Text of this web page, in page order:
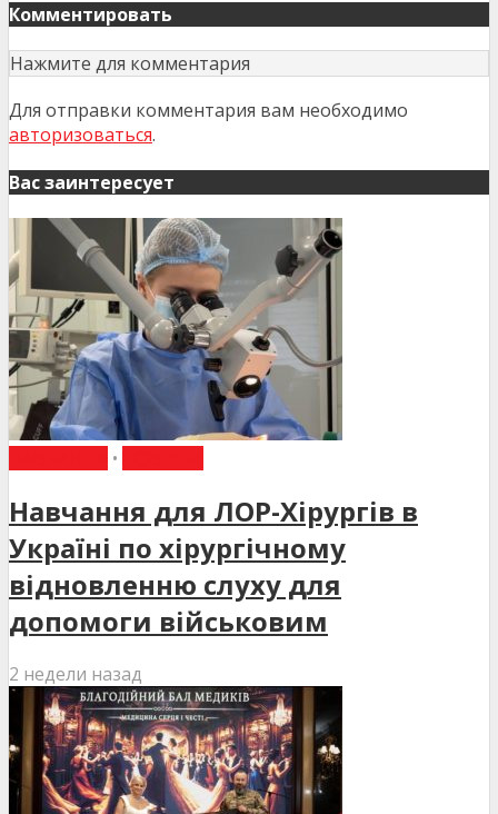
Комментировать
Нажмите для комментария
Для отправки комментария вам необходимо
авторизоваться.
Вас заинтересует
•
Навчання для ЛОР-Хірургів в
Україні по хірургічному
відновленню слуху для
допомоги військовим
2 недели назад